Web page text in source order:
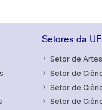
Setores da
Setor de
Setor de
Setor de
Setor de